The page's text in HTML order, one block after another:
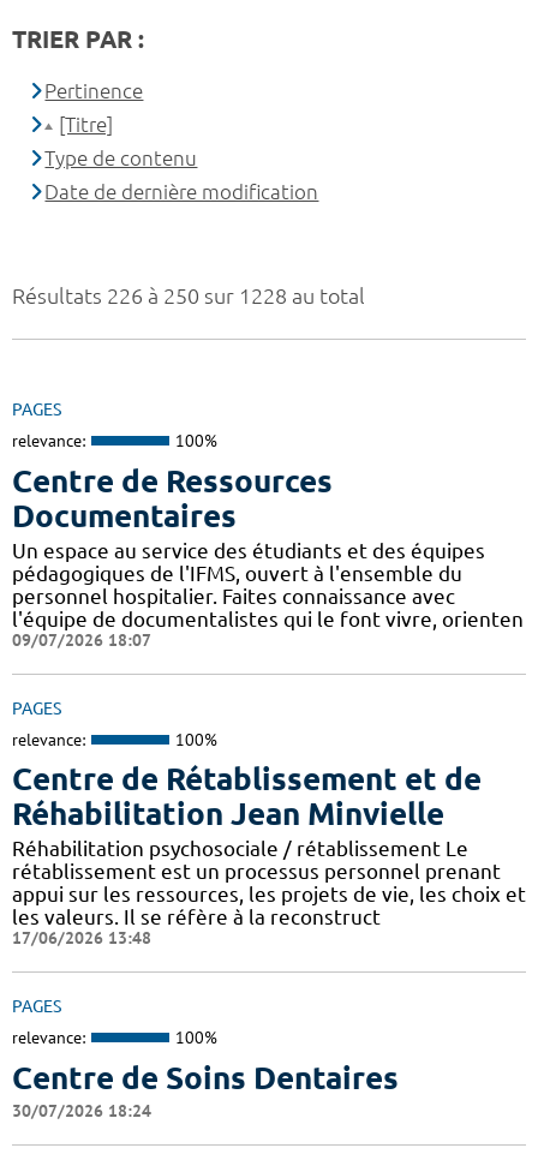
Résultats 226 à 250 sur 1228 au total
PAGES
relevance: 100%
Centre de Ressources
Documentaires
Un espace au service des étudiants et des équipes
pédagogiques de l'IFMS, ouvert à l'ensemble du
personnel hospitalier. Faites connaissance avec
l'équipe de documentalistes qui le font vivre, orienten
09/07/2026 18:07
PAGES
relevance: 100%
Centre de Rétablissement et de
Réhabilitation Jean Minvielle
Réhabilitation psychosociale / rétablissement Le
rétablissement est un processus personnel prenant
appui sur les ressources, les projets de vie, les choix et
les valeurs. Il se réfère à la reconstruct
17/06/2026 13:48
PAGES
relevance: 100%
Centre de Soins Dentaires
30/07/2026 18:24
TRIER PAR :
Pertinence
[Titre]
Type de contenu
Date de dernière modification